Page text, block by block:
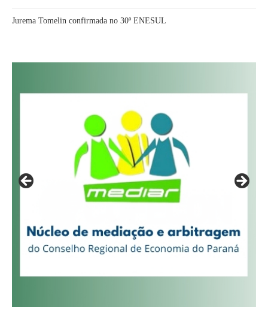
Jurema Tomelin confirmada no 30º ENESUL